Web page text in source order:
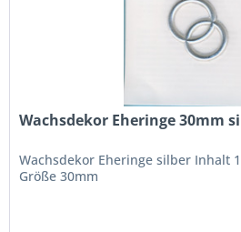
Wachsdekor Eheringe 30mm
Wachsdekor Eheringe silber Inhalt
Größe 30mm